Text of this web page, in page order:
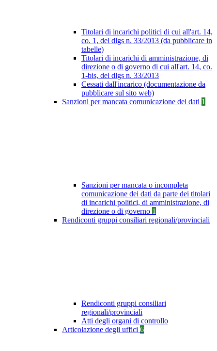
Titolari di incarichi politici di cui all'art. 14,
co. 1, del dlgs n. 33/2013 (da pubblicare in
tabelle)
Titolari di incarichi di amministrazione, di
direzione o di governo di cui all'art. 14, co.
1-bis, del dlgs n. 33/2013
Cessati dall'incarico (documentazione da
pubblicare sul sito web)
Sanzioni per mancata comunicazione dei dati 1
Sanzioni per mancata o incompleta
comunicazione dei dati da parte dei titolari
di incarichi politici, di amministrazione, di
direzione o di governo 1
Rendiconti gruppi consiliari regionali/provinciali
Rendiconti gruppi consiliari
regionali/provinciali
Atti degli organi di controllo
Articolazione degli uffici 6